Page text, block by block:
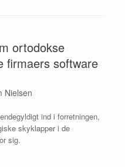
ortodokse
firmaers software
Nielsen
ind i forretningen,
skyklapper i de
sig.